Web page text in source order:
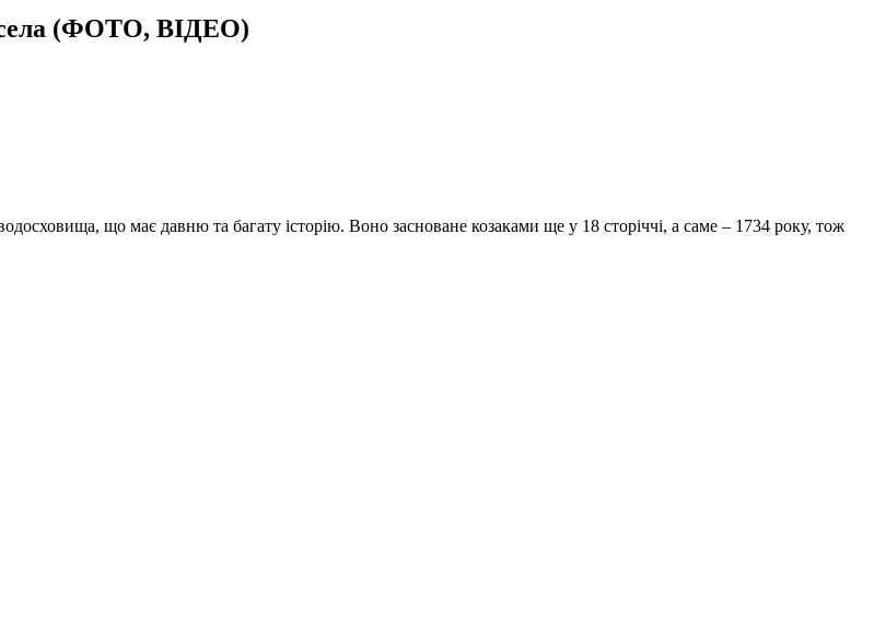
села (ФОТО, ВІДЕО)
що має давню та багату історію. Воно засноване козаками ще у 18 сторіччі, а саме – 1734 року, тож